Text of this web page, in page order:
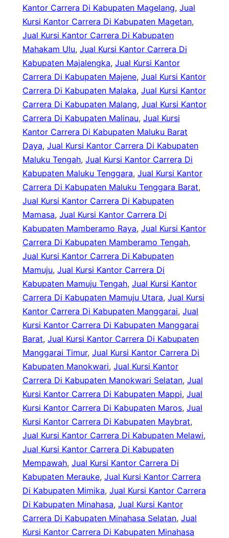
Kantor Carrera Di Kabupaten Magelang, Jual
Kursi Kantor Carrera Di Kabupaten Magetan
Jual Kursi Kantor Carrera Di Kabupaten
Mahakam Ulu, Jual Kursi Kantor Carrera Di
Kabupaten Majalengka, Jual Kursi Kantor
Carrera Di Kabupaten Majene, Jual Kursi Kantor
Carrera Di Kabupaten Malaka, Jual Kursi Kantor
Carrera Di Kabupaten Malang, Jual Kursi Kantor
Carrera Di Kabupaten Malinau, Jual Kursi
Kantor Carrera Di Kabupaten Maluku Barat
Daya, Jual Kursi Kantor Carrera Di Kabupaten
Maluku Tengah, Jual Kursi Kantor Carrera Di
Kabupaten Maluku Tenggara, Jual Kursi Kantor
Carrera Di Kabupaten Maluku Tenggara Barat
Jual Kursi Kantor Carrera Di Kabupaten
Mamasa, Jual Kursi Kantor Carrera Di
Kabupaten Mamberamo Raya, Jual Kursi Kantor
Carrera Di Kabupaten Mamberamo Tengah
Jual Kursi Kantor Carrera Di Kabupaten
Mamuju, Jual Kursi Kantor Carrera Di
Kabupaten Mamuju Tengah, Jual Kursi Kantor
Carrera Di Kabupaten Mamuju Utara, Jual Kursi
Kantor Carrera Di Kabupaten Manggarai, Jual
Kursi Kantor Carrera Di Kabupaten Manggarai
Barat, Jual Kursi Kantor Carrera Di Kabupaten
Manggarai Timur, Jual Kursi Kantor Carrera Di
Kabupaten Manokwari, Jual Kursi Kantor
Carrera Di Kabupaten Manokwari Selatan, Jual
Kursi Kantor Carrera Di Kabupaten Mappi, Jual
Kursi Kantor Carrera Di Kabupaten Maros, Jual
Kursi Kantor Carrera Di Kabupaten Maybrat
Jual Kursi Kantor Carrera Di Kabupaten Melawi
Jual Kursi Kantor Carrera Di Kabupaten
Mempawah, Jual Kursi Kantor Carrera Di
Kabupaten Merauke, Jual Kursi Kantor Carrera
Di Kabupaten Mimika, Jual Kursi Kantor Carrera
Di Kabupaten Minahasa, Jual Kursi Kantor
Carrera Di Kabupaten Minahasa Selatan, Jual
Kursi Kantor Carrera Di Kabupaten Minahasa